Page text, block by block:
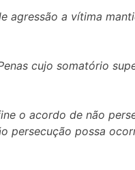
agressão a vítima
cujo somatório
o acordo de não
persecução possa